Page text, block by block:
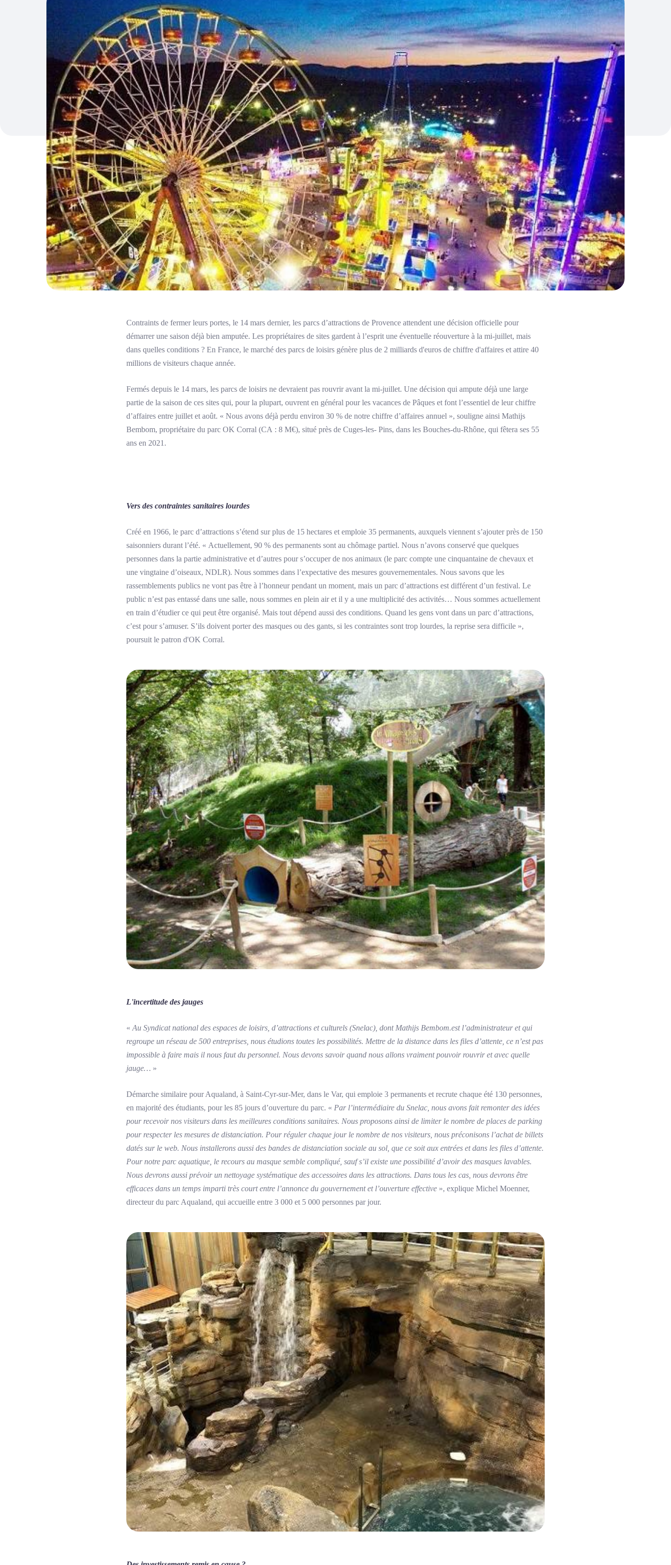
Contraints de fermer leurs portes, le 14 mars dernier, les parcs d’attractions de Provence attendent une décision officielle pour
démarrer une saison déjà bien amputée. Les propriétaires de sites gardent à l’esprit une éventuelle réouverture à la mi-juillet, mais
dans quelles conditions ? En France, le marché des parcs de loisirs génère plus de 2 milliards d'euros de chiffre d'affaires et attire 40
millions de visiteurs chaque année.
Fermés depuis le 14 mars, les parcs de loisirs ne devraient pas rouvrir avant la mi-juillet. Une décision qui ampute déjà une large
partie de la saison de ces sites qui, pour la plupart, ouvrent en général pour les vacances de Pâques et font l’essentiel de leur chiffre
d’affaires entre juillet et août. « Nous avons déjà perdu environ 30 % de notre chiffre d’affaires annuel », souligne ainsi Mathijs
Bembom, propriétaire du parc OK Corral (CA : 8 M€), situé près de Cuges-les- Pins, dans les Bouches-du-Rhône, qui fêtera ses 55
ans en 2021.
Vers des contraintes sanitaires lourdes
Créé en 1966, le parc d’attractions s’étend sur plus de 15 hectares et emploie 35 permanents, auxquels viennent s’ajouter près de 150
saisonniers durant l’été. « Actuellement, 90 % des permanents sont au chômage partiel. Nous n’avons conservé que quelques
personnes dans la partie administrative et d’autres pour s’occuper de nos animaux (le parc compte une cinquantaine de chevaux et
une vingtaine d’oiseaux, NDLR). Nous sommes dans l’expectative des mesures gouvernementales. Nous savons que les
rassemblements publics ne vont pas être à l’honneur pendant un moment, mais un parc d’attractions est différent d’un festival. Le
public n’est pas entassé dans une salle, nous sommes en plein air et il y a une multiplicité des activités… Nous sommes actuellement
en train d’étudier ce qui peut être organisé. Mais tout dépend aussi des conditions. Quand les gens vont dans un parc d’attractions,
c’est pour s’amuser. S’ils doivent porter des masques ou des gants, si les contraintes sont trop lourdes, la reprise sera difficile »,
poursuit le patron d'OK Corral.
L'incertitude des jauges
« Au Syndicat national des espaces de loisirs, d’attractions et culturels (Snelac), dont Mathijs Bembom.est l’administrateur et qui
regroupe un réseau de 500 entreprises, nous étudions toutes les possibilités. Mettre de la distance dans les files d’attente, ce n’est pas
impossible à faire mais il nous faut du personnel. Nous devons savoir quand nous allons vraiment pouvoir rouvrir et avec quelle
jauge… »
Démarche similaire pour Aqualand, à Saint-Cyr-sur-Mer, dans le Var, qui emploie 3 permanents et recrute chaque été 130 personnes,
en majorité des étudiants, pour les 85 jours d’ouverture du parc. « Par l’intermédiaire du Snelac, nous avons fait remonter des idées
pour recevoir nos visiteurs dans les meilleures conditions sanitaires. Nous proposons ainsi de limiter le nombre de places de parking
pour respecter les mesures de distanciation. Pour réguler chaque jour le nombre de nos visiteurs, nous préconisons l’achat de billets
datés sur le web. Nous installerons aussi des bandes de distanciation sociale au sol, que ce soit aux entrées et dans les files d’attente.
Pour notre parc aquatique, le recours au masque semble compliqué, sauf s’il existe une possibilité d’avoir des masques lavables.
Nous devrons aussi prévoir un nettoyage systématique des accessoires dans les attractions. Dans tous les cas, nous devrons être
efficaces dans un temps imparti très court entre l’annonce du gouvernement et l’ouverture effective », explique Michel Moenner,
directeur du parc Aqualand, qui accueille entre 3 000 et 5 000 personnes par jour.